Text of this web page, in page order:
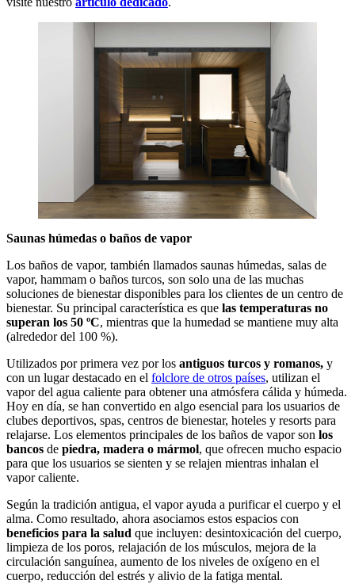
Saunas húmedas o baños de vapor
Los baños de vapor, también llamados saunas húmedas, salas de
vapor, hammam o baños turcos, son solo una de las muchas
soluciones de bienestar disponibles para los clientes de un centro de
bienestar. Su principal característica es que las temperaturas no
superan los 50 ºC, mientras que la humedad se mantiene muy alta
(alrededor del 100 %).
Utilizados por primera vez por los antiguos turcos y romanos, y
con un lugar destacado en el folclore de otros países, utilizan el
vapor del agua caliente para obtener una atmósfera cálida y húmeda.
Hoy en día, se han convertido en algo esencial para los usuarios de
clubes deportivos, spas, centros de bienestar, hoteles y resorts para
relajarse. Los elementos principales de los baños de vapor son los
bancos de piedra, madera o mármol, que ofrecen mucho espacio
para que los usuarios se sienten y se relajen mientras inhalan el
vapor caliente.
Según la tradición antigua, el vapor ayuda a purificar el cuerpo y el
alma. Como resultado, ahora asociamos estos espacios con
beneficios para la salud que incluyen: desintoxicación del cuerpo,
limpieza de los poros, relajación de los músculos, mejora de la
circulación sanguínea, aumento de los niveles de oxígeno en el
cuerpo, reducción del estrés y alivio de la fatiga mental.